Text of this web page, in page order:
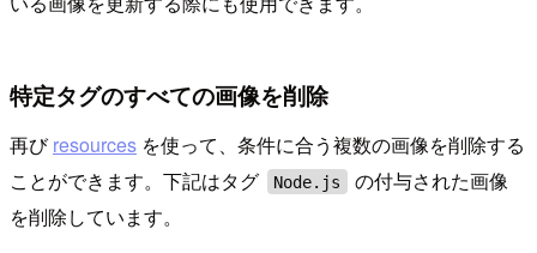
特定タグのすべての画像を削除
再びresources を使って、条件に合う複数の画像を削除する
ことができます。下記はタグ
Node.js
の付与された画像
を削除しています。